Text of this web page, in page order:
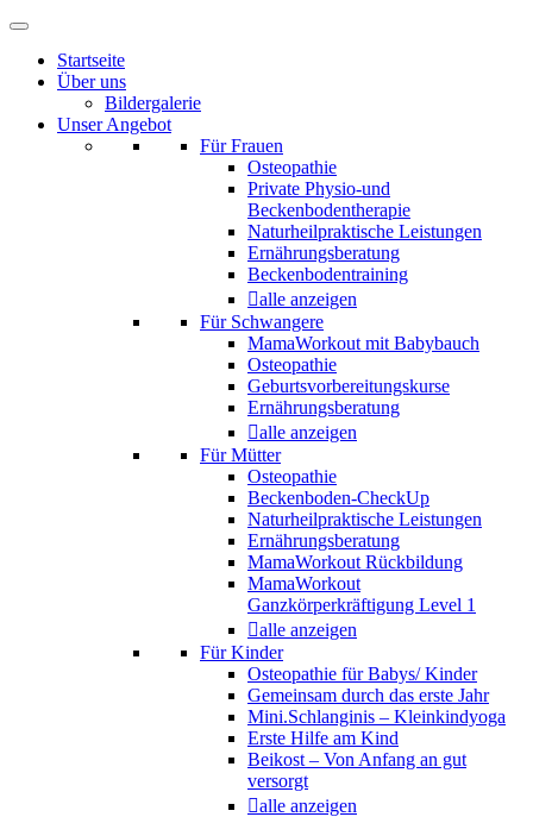
Startseite
Über uns
Bildergalerie
Unser Angebot
Für Frauen
Osteopathie
Private Physio-und
Beckenbodentherapie
Naturheilpraktische Leistungen
Ernährungsberatung
Beckenbodentraining
alle anzeigen
Für Schwangere
MamaWorkout mit Babybauch
Osteopathie
Geburtsvorbereitungskurse
Ernährungsberatung
alle anzeigen
Für Mütter
Osteopathie
Beckenboden-CheckUp
Naturheilpraktische Leistungen
Ernährungsberatung
MamaWorkout Rückbildung
MamaWorkout
Ganzkörperkräftigung Level 1
alle anzeigen
Für Kinder
Osteopathie für Babys/ Kinder
Gemeinsam durch das erste Jahr
Mini.Schlanginis – Kleinkindyoga
Erste Hilfe am Kind
Beikost – Von Anfang an gut
versorgt
alle anzeigen